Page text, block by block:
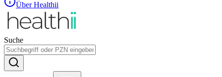
Über Healthii
Suche